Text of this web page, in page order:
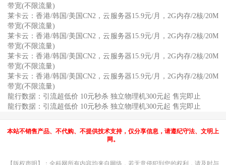
带宽(不限流量)
莱卡云：香港/韩国/美国CN2，云服务器15.9元/月，2G内存/2核/20M
带宽(不限流量)
莱卡云：香港/韩国/美国CN2，云服务器15.9元/月，2G内存/2核/20M
带宽(不限流量)
莱卡云：香港/韩国/美国CN2，云服务器15.9元/月，2G内存/2核/20M
带宽(不限流量)
莱卡云：香港/韩国/美国CN2，云服务器15.9元/月，2G内存/2核/20M
带宽(不限流量)
龍行数据：引流超低价 10元秒杀 独立物理机300元起 售完即止
龍行数据：引流超低价 10元秒杀 独立物理机300元起 售完即止
本站不销售产品、不代购、不提供技术支持，仅分享信息，请遵纪守法、文明上
网。
【版权声明】：全科网所有内容均来自网络，若无意侵犯到您的权利，请及时与